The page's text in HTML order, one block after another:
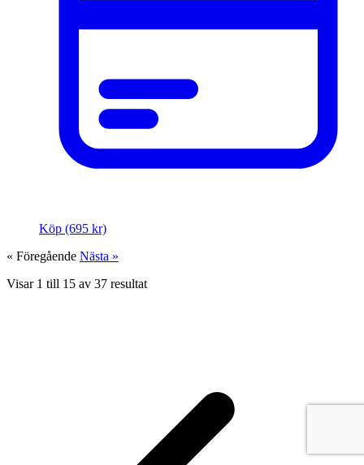
Köp (695 kr)
« Föregående Nästa »
Visar 1 till 15 av 37 resultat